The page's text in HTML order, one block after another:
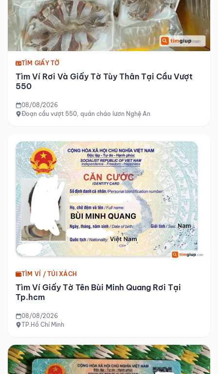
TÌM GIẤY TỜ
Tìm Ví Rơi Và Giấy Tờ Tùy Thân Tại Cầu Vượt
550
08/08/2026
Đoạn cầu vượt 550, quán cháo lươn Nghệ An
TÌM VÍ / TÚI XÁCH
Tìm Ví Giấy Tờ Tên Bùi Minh Quang Rơi Tại
Tp.hcm
08/08/2026
TP.Hồ Chí Minh